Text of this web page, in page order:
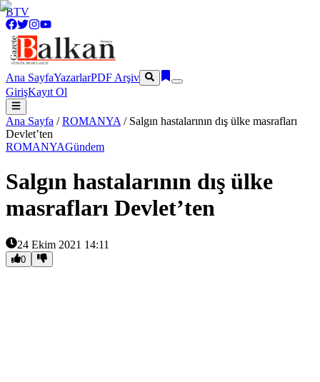
BTV
Ana SayfaYazarlarPDF Arşiv
GirişKayıt Ol
Ana Sayfa /ROMANYA / Salgın hastalarının dış ülke masrafları
Devlet’ten
ROMANYAGündem
Salgın hastalarının dış ülke
masrafları Devlet’ten
24 Ekim 2021 14:11
0